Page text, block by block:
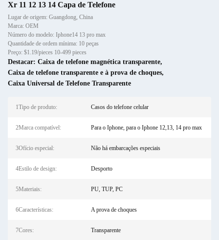
Xr 11 12 13 14 Capa de Telefone
Lugar de origem: Guangdong, China
Marca: OEM
Número do modelo: Iphone14 13 pro max
Quantidade de ordem mínima: 10 peças
Preço: $1.19/pieces 10-499 pieces
Destacar: Caixa de telefone magnética transparente,
Caixa de telefone transparente e à prova de choques,
Caixa Universal de Telefone Transparente
1Tipo de produto: Casos do telefone celular
2Marca compatível: Para o Iphone, para o Iphone 12,13, 14 pro max
3Ofício especial: Não há embarcações especiais
4Estilo de design: Desporto
5Materiais: PU, TUP, PC
6Características: A prova de choques
7Cores: Transparente